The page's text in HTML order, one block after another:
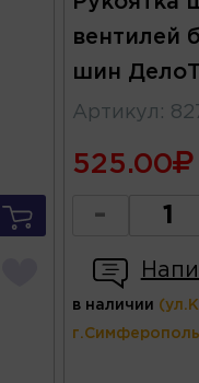
вентилей
шин
Артикул :
525.00
-
в наличии